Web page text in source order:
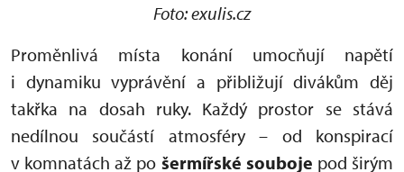
Foto: exulis.cz
Proměnlivá místa konání umocňují napětí
i dynamiku vyprávění a přibližují divákům děj
takřka na dosah ruky. Každý prostor se stává
nedílnou součástí atmosféry – od konspirací
v komnatách až po šermířské souboje pod širým